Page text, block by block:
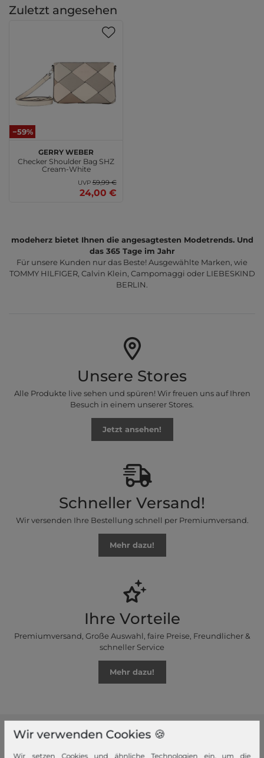
Zuletzt angesehen
−59%
GERRY WEBER
Checker Shoulder Bag SHZ
Cream-White
UVP59,99 €
24,00 €
modeherz bietet Ihnen die angesagtesten Modetrends. Und
das 365 Tage im Jahr
Für unsere Kunden nur das Beste! Ausgewählte Marken, wie
TOMMY HILFIGER, Calvin Klein, Campomaggi oder LIEBESKIND
BERLIN.
Unsere Stores
Alle Produkte live sehen und spüren! Wir freuen uns auf Ihren
Besuch in einem unserer Stores.
Jetzt ansehen!
Schneller Versand!
Wir versenden Ihre Bestellung schnell per Premiumversand.
Mehr dazu!
Ihre Vorteile
Premiumversand, Große Auswahl, faire Preise, Freundlicher &
schneller Service
Mehr dazu!
modeherz
Wir verwenden Cookies 🍪
Wir setzen Cookies und ähnliche Technologien ein, um die